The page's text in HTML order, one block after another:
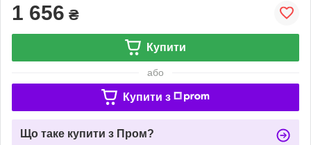
1 656 ₴
Купити
або
Купити з
Що таке купити з Пром?